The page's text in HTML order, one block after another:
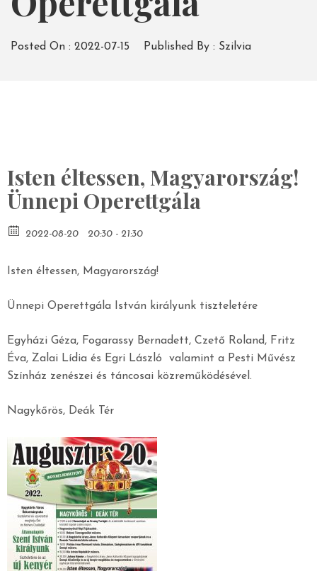
Posted On : 2022-07-15 Published By : Szilvia
Isten éltessen, Magyarország!
Ünnepi Operettgála
2022-08-20 20:30 - 21:30
Isten éltessen, Magyarország!
Ünnepi Operettgála István királyunk tiszteletére
Egyházi Géza, Fogarassy Bernadett, Czető Roland, Fritz
Éva, Zalai Lídia és Egri László valamint a Pesti Művész
Színház zenészei és táncosai közreműködésével.
Nagykőrös, Deák Tér